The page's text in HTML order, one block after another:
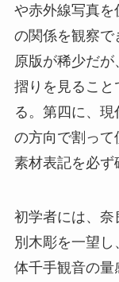
や赤外線写真
の関係を観察で
原版が稀少だ
摺りを見ること
る。第四に、
の方向で割って
素材表記を必ず
初学者には、奈
別木彫を一望
体千手観音の